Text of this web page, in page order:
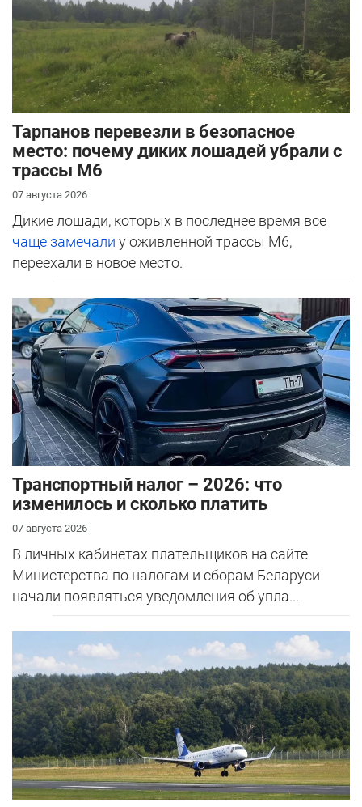
Тарпанов перевезли в безопасное
место: почему диких лошадей убрали с
трассы М6
07 августа 2026
Дикие лошади, которых в последнее время все
чаще замечали у оживленной трассы М6,
переехали в новое место.
Транспортный налог – 2026: что
изменилось и сколько платить
07 августа 2026
В личных кабинетах плательщиков на сайте
Министерства по налогам и сборам Беларуси
начали появляться уведомления об упла...